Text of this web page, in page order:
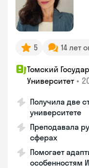
5 14 лет
Томский
Университет •
Получила две
университете
Преподавала
сферах
Помогает
особенностям